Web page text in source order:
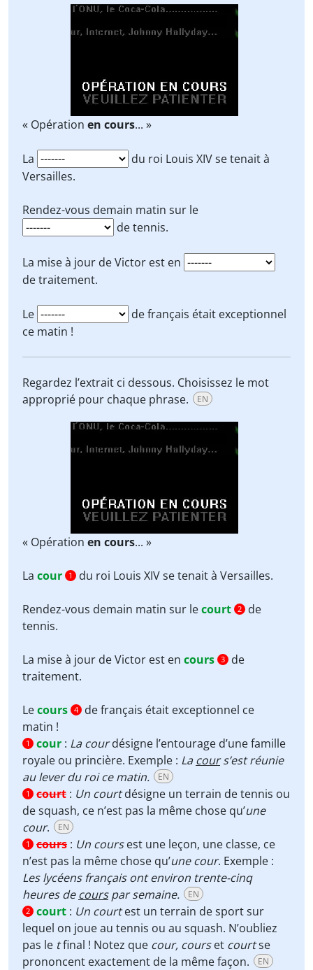
« Opération en cours... »
La
du roi Louis XIV se tenait à
Versailles.
Rendez-vous demain matin sur le
de tennis.
La mise à jour de Victor est en
de traitement.
Le
de français était exceptionnel
ce matin !
Regardez l’extrait ci dessous. Choisissez le mot
approprié pour chaque phrase.
EN
« Opération en cours... »
La cour 1 du roi Louis XIV se tenait à Versailles.
Rendez-vous demain matin sur lecourt 2
de
tennis.
La mise à jour de Victor est en cours 3
de
traitement.
Lecours 4
de français était exceptionnel ce
matin !
1 cour : La courdésigne l’entourage d’une famille
royale ou princière. Exemple : Lacours’est réunie
au lever du roi ce matin.
EN
1 court : Un courtdésigne un terrain de tennis ou
de squash, ce n’est pas la même chose qu’une
cour. EN
1 cours : Un coursest une leçon, une classe, ce
n’est pas la même chose qu’une cour. Exemple :
Les lycéens français ont environ trente-cinq
heures decourspar semaine. EN
2 court : Un courtest un terrain de sport sur
lequel on joue au tennis ou au squash. N’oubliez
pas le tfinal ! Notez que cour, courset courtse
prononcent exactement de la même façon.
EN